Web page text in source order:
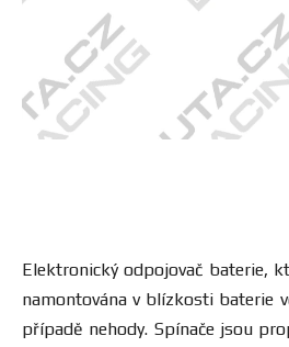
Elektronický odpojovač baterie,
namontována v blízkosti baterie
případě nehody. Spínače jsou